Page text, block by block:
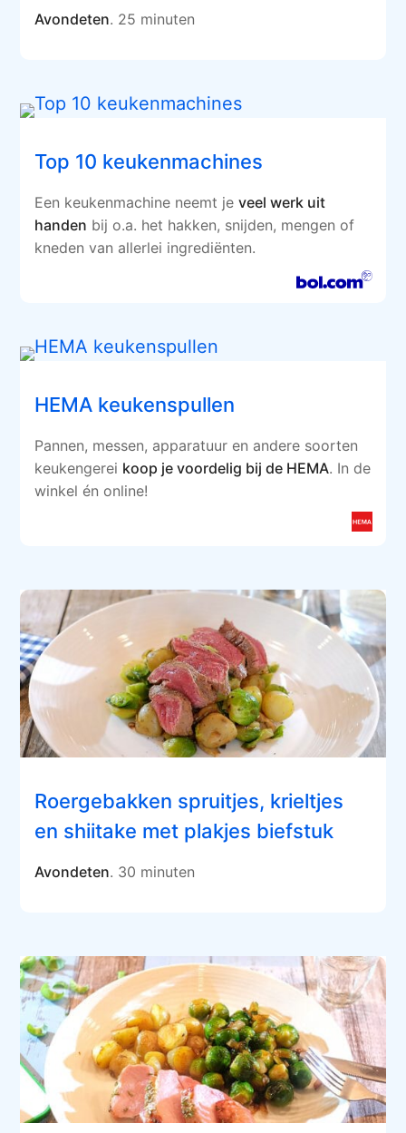
Avondeten. 25 minuten
Top 10 keukenmachines
Een keukenmachine neemt jeveel werk uit
handen bij o.a. het hakken, snijden, mengen of
kneden van allerlei ingrediënten.
HEMA keukenspullen
Pannen, messen, apparatuur en andere soorten
keukengerei koop je voordelig bij de HEMA. In de
winkel én online!
Roergebakken spruitjes, krieltjes
en shiitake met plakjes biefstuk
Avondeten. 30 minuten